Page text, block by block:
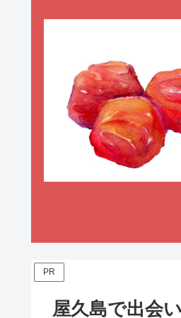
PR
屋久島で出会